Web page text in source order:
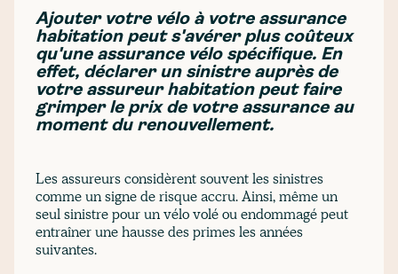
Ajouter votre vélo à votre assurance
habitation peut s'avérer plus coûteux
qu'une assurance vélo spécifique. En
effet, déclarer un sinistre auprès de
votre assureur habitation peut faire
grimper le prix de votre assurance au
moment du renouvellement.
Les assureurs considèrent souvent les sinistres
comme un signe de risque accru. Ainsi, même un
seul sinistre pour un vélo volé ou endommagé peut
entraîner une hausse des primes les années
suivantes.